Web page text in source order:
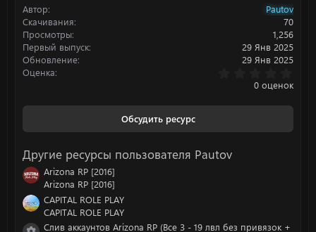
и
:
Автор
Pautov
Скачивания
70
Просмотры
1,256
Первый выпуск
29 Янв 2025
Обновление
29 Янв 2025
Оценка
.
0
0 оценок
Обсудить ресурс
Другие ресурсы пользователя Pautov
Arizona RP [2016]
Arizona RP [2016]
CAPITAL ROLE PLAY
CAPITAL ROLE PLAY
Слив аккаунтов Arizona RP (Все 3 - 19 лвл без привязок +